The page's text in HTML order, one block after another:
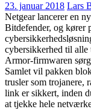
23. januar 2018 Lars
Netgear lancerer en
Bitdefender, og kører
cybersikkerhed til alle
Armor-firmwaren
Samlet vil pakken
trusler som trojanere,
link er sikkert, inden
at tjekke hele